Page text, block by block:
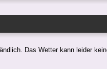
Das Wetter kann leider